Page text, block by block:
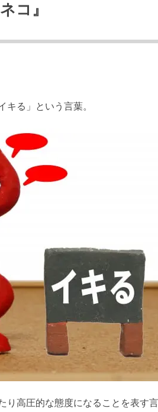
コ』
る」という言葉。
り高圧的な態度になることを表す